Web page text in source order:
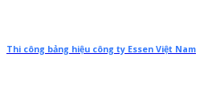
Thi công bảng hiệu công ty Essen Việt Nam